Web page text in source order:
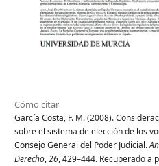
Cómo citar
García Costa, F. M. (2008).
sobre el sistema de elección de los
Consejo General del Poder Judicial.
Derecho,26, 429–444. Recuperado a